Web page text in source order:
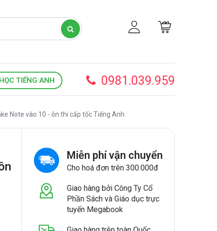
TIẾNG ANH 0981.039.959
Note vào 10 - ôn thi cấp tốc Tiếng Anh
Miễn phí vận chuyển
Cho hoá đơn trên 300.000đ
Giao hàng bởi Công Ty Cổ
Phần Sách và Giáo dục trực
tuyến Megabook